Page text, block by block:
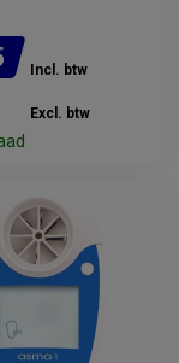
Incl. btw
Excl. btw